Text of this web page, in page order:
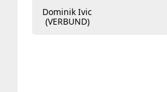
Dominik Ivic
(VERBUND)